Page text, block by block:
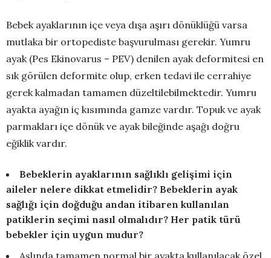
Bebek ayaklarının içe veya dışa aşırı dönüklüğü varsa
mutlaka bir ortopediste başvurulması gerekir. Yumru
ayak (Pes Ekinovarus – PEV) denilen ayak deformitesi en
sık görülen deformite olup, erken tedavi ile cerrahiye
gerek kalmadan tamamen düzeltilebilmektedir. Yumru
ayakta ayağın iç kısımında gamze vardır. Topuk ve ayak
parmakları içe dönük ve ayak bileğinde aşağı doğru
eğiklik vardır.
Bebeklerin ayaklarının sağlıklı gelişimi için
aileler nelere dikkat etmelidir? Bebeklerin ayak
sağlığı için doğduğu andan itibaren kullanılan
patiklerin seçimi nasıl olmalıdır? Her patik türü
bebekler için uygun mudur?